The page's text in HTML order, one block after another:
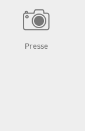
Presse